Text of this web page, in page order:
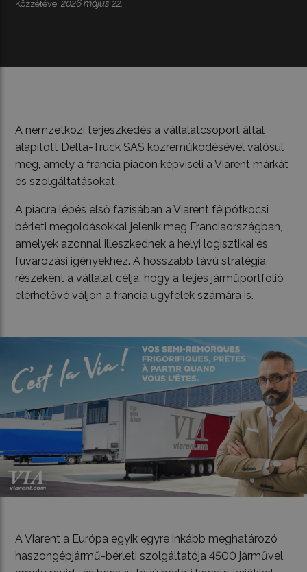
Közzétéve:2026 május 22.
A nemzetközi terjeszkedés a vállalatcsoport által
alapított Delta-Truck SAS közreműködésével valósul
meg, amely a francia piacon képviseli a Viarent márkát
és szolgáltatásokat.
A piacra lépés első fázisában a Viarent félpótkocsi
bérleti megoldásokkal jelenik meg Franciaországban,
amelyek azonnal illeszkednek a helyi logisztikai és
fuvarozási igényekhez. A hosszabb távú stratégia
részeként a vállalat célja, hogy a teljes járműportfólió
elérhetővé váljon a francia ügyfelek számára is.
A Viarent a Európa egyik egyre inkább meghatározó
haszongépjármű-bérleti szolgáltatója 4500 járművel,